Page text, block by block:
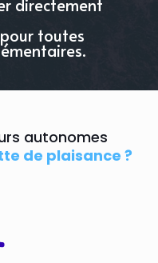
directement
pour toutes
autonomes
de plaisance ?